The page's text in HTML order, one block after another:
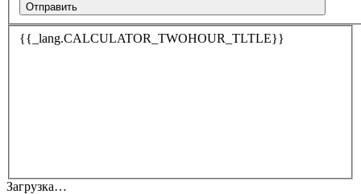
Отправить
{{_lang.CALCULATOR_TWOHOUR_TLTLE}}
Загрузка…